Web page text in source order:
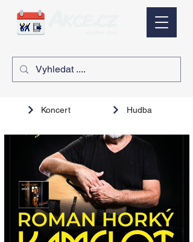
Koncert Hudba